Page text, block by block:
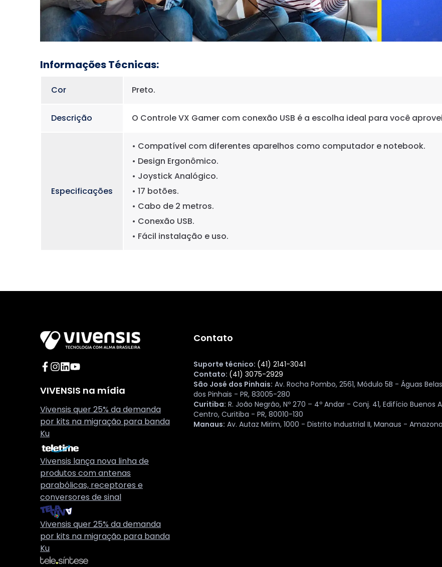
Informações Técnicas:
Cor Preto.
Descrição O Controle VX Gamer com conexão USB é a escolha ideal para você
Especificações
• Compatível com diferentes aparelhos como computador e notebook.
• Design Ergonômico.
• Joystick Analógico.
• 17 botões.
• Cabo de 2 metros.
• Conexão USB.
• Fácil instalação e uso.
Acesse o Facebook da Vivensis
Acesse o Instagram da Vivensis
Acesse o LinkedIn da Vivensis
Acesse o YouTube da Vivensis
VIVENSIS na mídia
Vivensis quer 25% da demanda
por kits na migração para banda
Ku
Vivensis lança nova linha de
produtos com antenas
parabólicas, receptores e
conversores de sinal
Vivensis quer 25% da demanda
por kits na migração para banda
Ku
Contato
Suporte técnico: (41) 2141-3041
Contato: (41) 3075-2929
São José dos Pinhais: Av. Rocha Pombo, 2561, Módulo 5B - Águas
dos Pinhais - PR, 83005-280
Curitiba: R. João Negrão, Nº 270 – 4º Andar - Conj. 41, Edifício Buenos
Centro, Curitiba - PR, 80010-130
Manaus: Av. Autaz Mirim, 1000 - Distrito Industrial II, Manaus -